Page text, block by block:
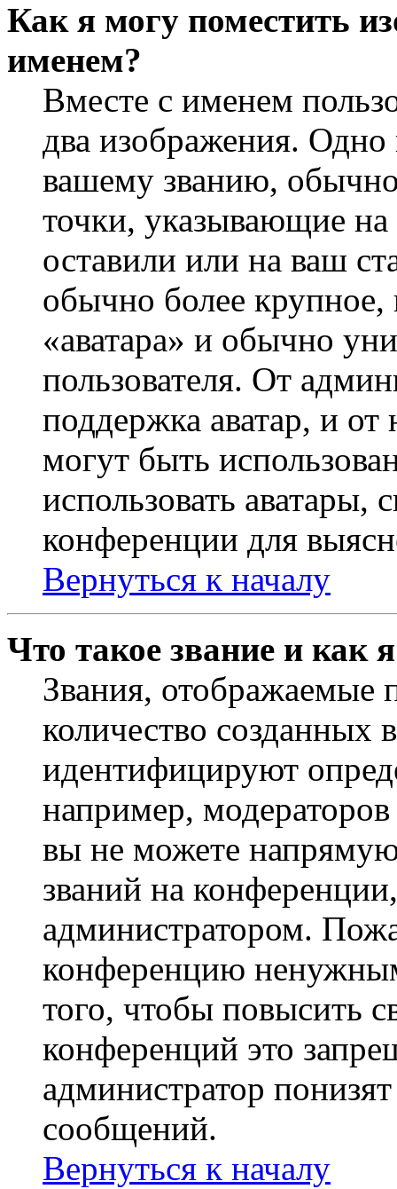
Как я могу поместить
именем?
Вместе с именем
два изображения.
вашему званию, обычно
точки, указывающие
оставили или на ваш
обычно более крупное,
«аватара» и обычно
пользователя. От
поддержка аватар, и от
могут быть
использовать аватары,
конференции для
Вернуться к началу
Что такое звание и как
Звания,
количество
идентифицируют
например,
вы не можете
званий на
администратором.
конференцию
того, чтобы повысить
конференций это
администратор
сообщений.
Вернуться к началу